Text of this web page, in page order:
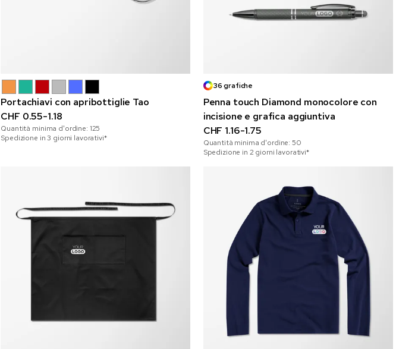
Portachiavi con apribottiglie Tao
CHF 0.55-1.18
Quantità minima d'ordine: 125
Spedizione in 3 giorni lavorativi*
36 grafiche
Penna touch Diamond monocolore con
incisione e grafica aggiuntiva
CHF 1.16-1.75
Quantità minima d'ordine:50
Spedizione in 2 giorni lavorativi*